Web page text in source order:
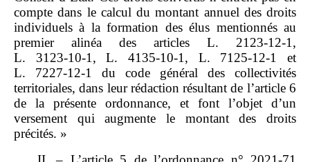
compte dans le calcul du montant annuel des droits
individuels à la formation des élus mentionnés au
premier alinéa des articles L. 2123‑12‑1,
L. 3123‑10‑1, L. 4135‑10‑1, L. 7125‑12‑1 et
L. 7227‑12‑1 du code général des collectivités
territoriales, dans leur rédaction résultant de l’article 6
de la présente ordonnance, et font l’objet d’un
versement qui augmente le montant des droits
précités. »